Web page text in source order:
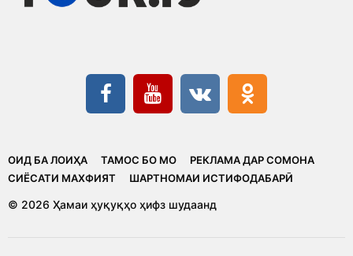
ОИД БА ЛОИҲА ТАМОС БО МО
РЕКЛАМА ДАР СОМОНА
CИЁСАТИ МАХФИЯТ
ШАРТНОМАИ ИСТИФОДАБАРӢ
© 2026 Ҳамаи ҳуқуқҳо ҳифз шудаанд